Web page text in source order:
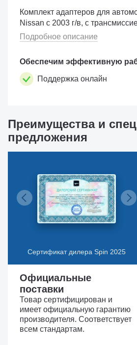
Комплект адаптеров для
Nissan с 2003 г/в, с
Подробное описание
Обеспечим эффективную
Поддержка онлайн
Преимущества и
предложения
Сертификат дилера Spin 2025
Официальные
поставки
Товар сертифицирован и
имеет официальную гарантию
производителя. Соответствует
всем стандартам.